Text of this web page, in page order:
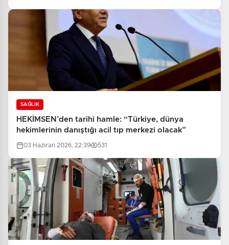
SAĞLIK
HEKİMSEN’den tarihi hamle: “Türkiye, dünya
hekimlerinin danıştığı acil tıp merkezi olacak”
03 Haziran 2026, 22:39 531